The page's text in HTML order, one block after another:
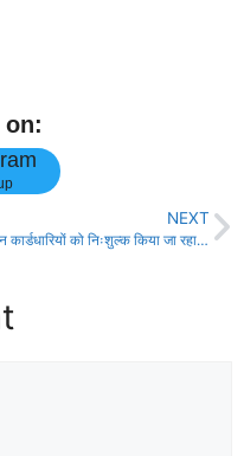
NEXT
राशन कार्डधारियों को निःशुल्क किया जा रहा राशन वितरण!